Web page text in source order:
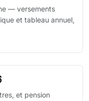
— versements
et tableau annuel,
et pension